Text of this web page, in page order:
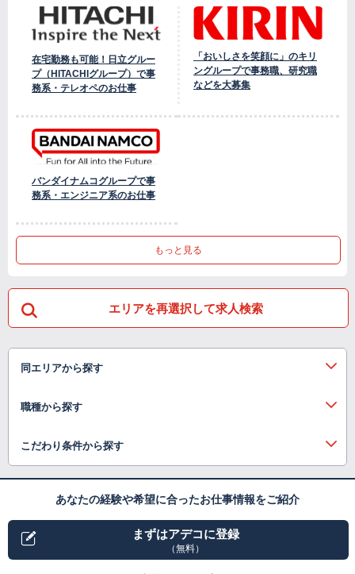
在宅勤務も可能！日立グルー
プ（HITACHIグループ）で事
務系・テレオペのお仕事
「おいしさを笑顔に」のキリ
ングループで事務職、研究職
などを大募集
バンダイナムコグループで事
務系・エンジニア系のお仕事
もっと見る
エリアを再選択して求人検索
同エリアから探す
職種から探す
こだわり条件から探す
あなたの経験や希望に合ったお仕事情報をご紹介
まずはアデコに登録
（無料）